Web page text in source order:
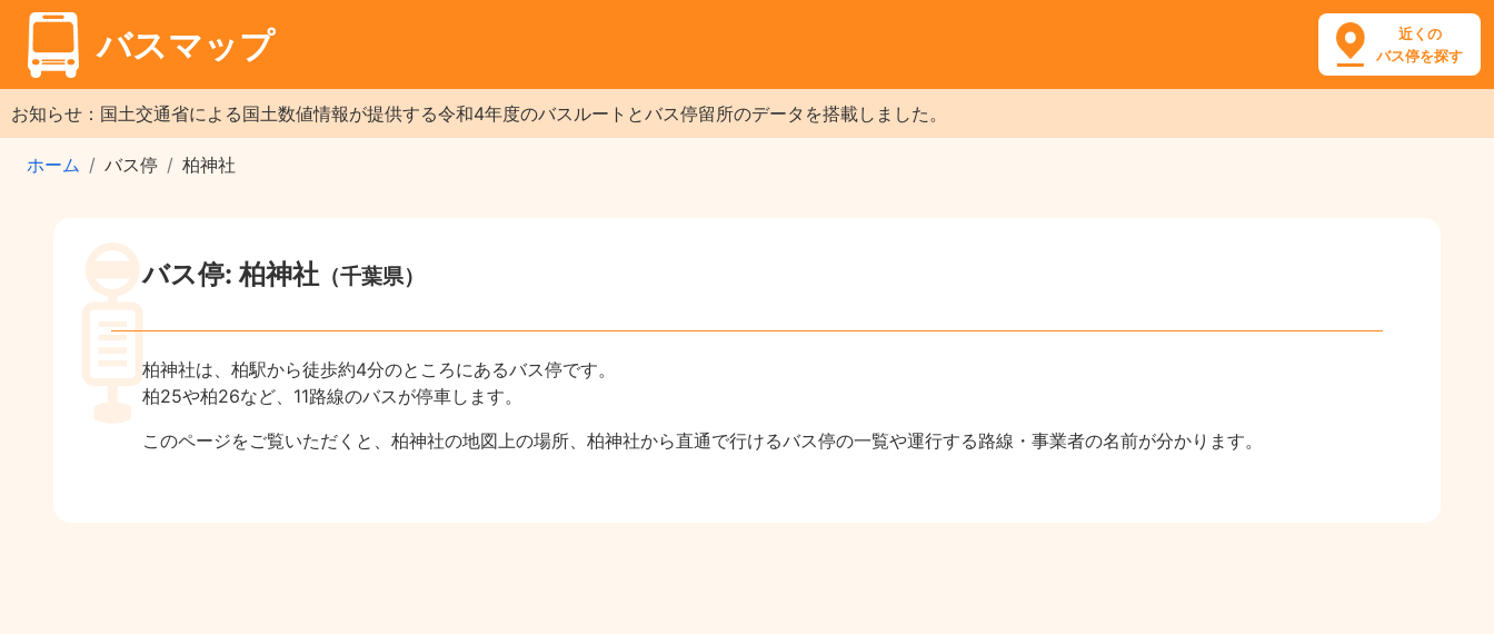
バスマップ
近くの
バス停を探す
お知らせ：国土交通省による国土数値情報が提供する令和4年度のバスルートとバス停留所のデータを搭載しました。
ホーム バス停 柏神社
バス停: 柏神社 （千葉県）
柏神社は、柏駅から徒歩約4分のところにあるバス停です。
柏25や柏26など、11路線のバスが停車します。
このページをご覧いただくと、柏神社の地図上の場所、柏神社から直通で行けるバス停の一覧や運行する路線・事業者の名前が分かります。